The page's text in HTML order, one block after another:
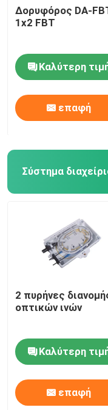
Ζητήστε ένα
Παθητικά
Ενεργά
Συσκευές
Εξοπλισμός
Λύσεις δικτύου
Μικρό αγωγό
Άλλοι
Δορυφόρος DA-
1x2 FBT
Καλύτερη
επαφή
Σύστημα
2 πυρήνες
οπτικών ινών
Καλύτερη
επαφή